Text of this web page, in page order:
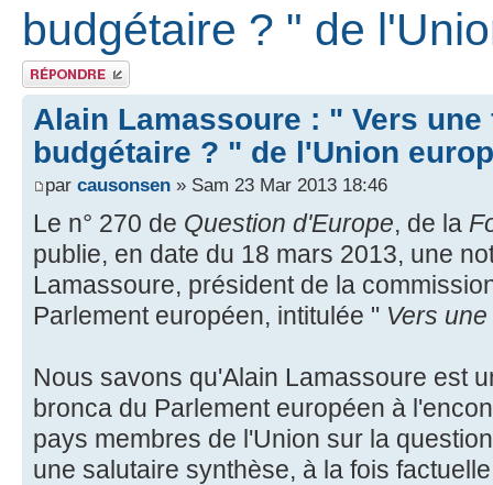
budgétaire ? " de
Répondre
Alain Lamassoure : " Vers une
budgétaire ? " de l'Union
par causonsen » Sam 23 Mar 2013 18:46
Le n° 270 de Question d'Europe, de la
publie, en date du 18 mars 2013, une
Lamassoure, président de la
Parlement européen, intitulée " Vers
Nous savons qu'Alain Lamassoure est
bronca du Parlement européen à
pays membres de l'Union sur la
une salutaire synthèse, à la fois